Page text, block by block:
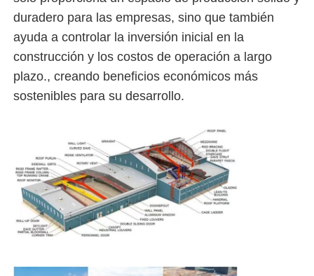
Casa de aves de corral de estructura de acero
Estructura de acero de varios pisos
Edificio Público de Acero
Estructura de acero comercial
duradero para las empresas, sino que también
ayuda a controlar la inversión inicial en la
construcción y los costos de operación a largo
plazo., creando beneficios económicos más
sostenibles para su desarrollo.